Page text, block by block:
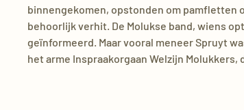
binnengekomen, opstonden om pamfletten
behoorlijk verhit. De Molukse band, wiens
geïnformeerd. Maar vooral meneer Spruyt
het arme Inspraakorgaan Welzijn